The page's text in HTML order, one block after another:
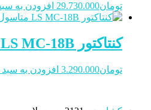
تومان29.730.000 افزودن به
کنتاکتور LS MC-18B متاسول 18 آمپر با بوبین 220 ولت
تومان3.290.000 افزودن به